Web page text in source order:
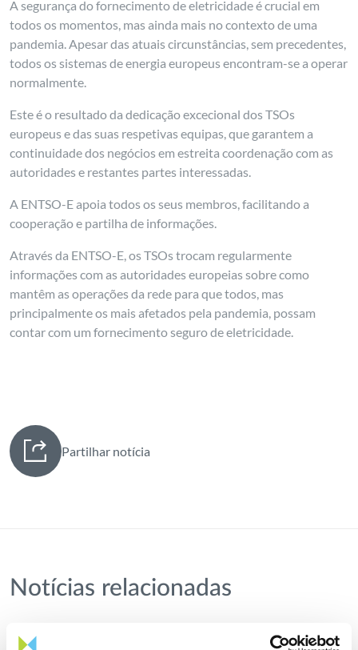
A segurança do fornecimento de eletricidade é crucial em
todos os momentos, mas ainda mais no contexto de uma
pandemia. Apesar das atuais circunstâncias, sem precedentes,
todos os sistemas de energia europeus encontram-se a operar
normalmente.
Este é o resultado da dedicação excecional dos TSOs
europeus e das suas respetivas equipas, que garantem a
continuidade dos negócios em estreita coordenação com as
autoridades e restantes partes interessadas.
A ENTSO-E apoia todos os seus membros, facilitando a
cooperação e partilha de informações.
Através da ENTSO-E, os TSOs trocam regularmente
informações com as autoridades europeias sobre como
mantêm as operações da rede para que todos, mas
principalmente os mais afetados pela pandemia, possam
contar com um fornecimento seguro de eletricidade.
Partilhar notícia
Notícias relacionadas